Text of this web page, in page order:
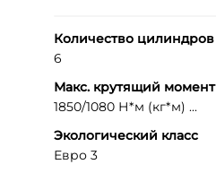
Количество цилиндров
6
Макс. крутящий момент
1850/1080 Н*м (кг*м) ...
Экологический класс
Евро 3